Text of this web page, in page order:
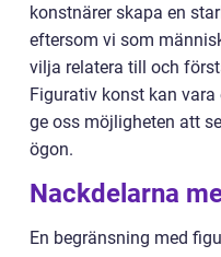
konstnärer skapa en
eftersom vi som
vilja relatera till och
Figurativ konst kan
ge oss möjligheten att
ögon.
Nackdelarna
En begränsning med